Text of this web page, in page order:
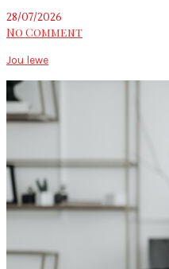
28/07/2026
No Comment
Jou lewe